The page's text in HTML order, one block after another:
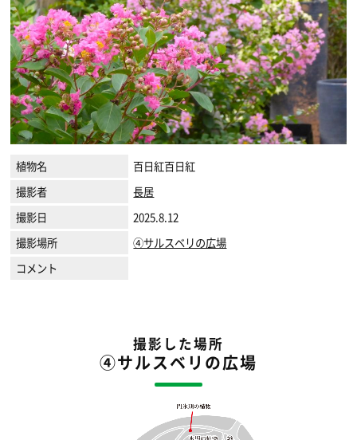
植物名
百日紅百日紅
撮影者
長居
撮影日
2025.8.12
撮影場所
④サルスベリの広場
コメント
撮影した場所
④サルスベリの広場